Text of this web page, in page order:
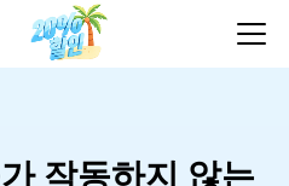
작동하지 않는